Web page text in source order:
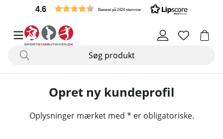
4.6 Baseret på 2424 stemmer
Opret ny kundeprofil
Oplysninger mærket med * er obligatoriske.